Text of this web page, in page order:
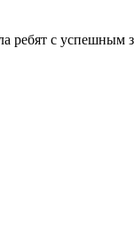
ребят с успешным